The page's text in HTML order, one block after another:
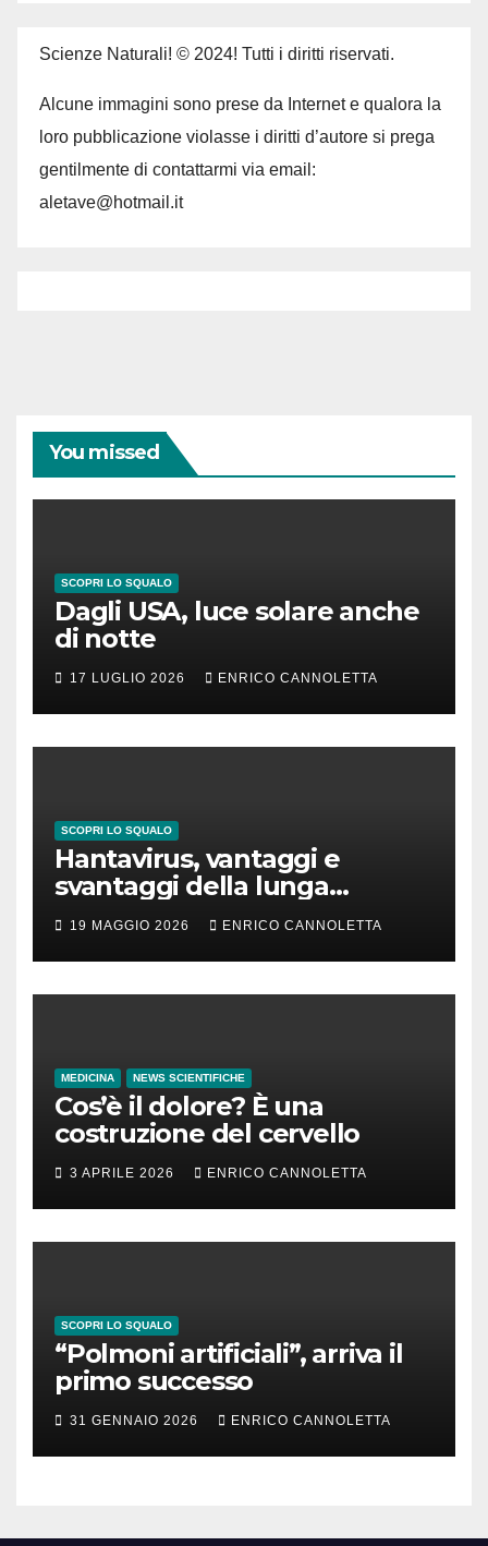
Scienze Naturali! © 2024! Tutti i diritti riservati.
Alcune immagini sono prese da Internet e qualora la
loro pubblicazione violasse i diritti d’autore si prega
gentilmente di contattarmi via email:
aletave@hotmail.it
You missed
SCOPRI LO SQUALO
Dagli USA, luce solare anche
di notte
17 LUGLIO 2026 ENRICO CANNOLETTA
SCOPRI LO SQUALO
Hantavirus, vantaggi e
svantaggi della lunga
incubazione
19 MAGGIO 2026 ENRICO CANNOLETTA
MEDICINA NEWS SCIENTIFICHE
Cos’è il dolore? È una
costruzione del cervello
3 APRILE 2026 ENRICO CANNOLETTA
SCOPRI LO SQUALO
“Polmoni artificiali”, arriva il
primo successo
31 GENNAIO 2026 ENRICO CANNOLETTA